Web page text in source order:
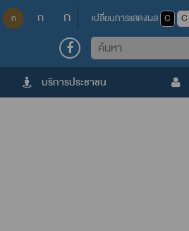
ก ก ก เปลี่ยนการแสดงผล C C
ค้นหา
บริการประชาชน